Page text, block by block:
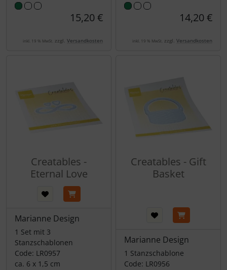
15,20 €
inkl. 19 % MwSt. zzgl. Versandkosten
14,20 €
inkl. 19 % MwSt. zzgl. Versandkosten
Creatables -
Eternal Love
Marianne Design
1 Set mit 3
Stanzschablonen
Code: LR0957
ca. 6 x 1,5 cm
Creatables - Gift
Basket
Marianne Design
1 Stanzschablone
Code: LR0956